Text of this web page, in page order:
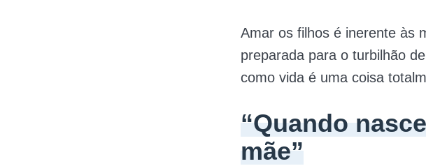
Amar os filhos é inerente às
preparada para o turbilhão
como vida é uma coisa
“Quando
mãe”